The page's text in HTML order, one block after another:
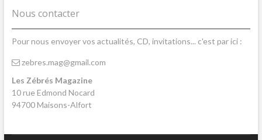
Nous contacter
Pour nous envoyer vos actualités, CD, invitations... c'est par ici :
zebres.mag@gmail.com
Les Zébrés Magazine
10 rue Edmond Nocard
94700 Maisons-Alfort